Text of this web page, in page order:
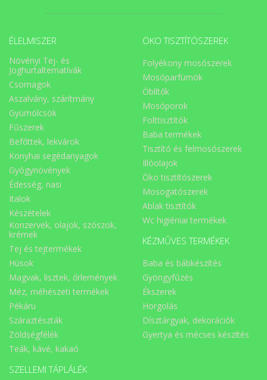
ÉLELMISZER
Növényi Tej- és
Joghurtalternatívák
Csomagok
Aszalvány, szárítmány
Gyümölcsök
Fűszerek
Befőttek, lekvárok
Konyhai segédanyagok
Gyógynövények
Édesség, nasi
Italok
Készételek
Konzervek, olajok, szószok,
krémek
Tej és tejtermékek
Húsok
Magvak, lisztek, őrlemények
Méz, méhészeti termékek
Pékáru
Száraztészták
Zöldségfélék
Teák, kávé, kakaó
SZELLEMI TÁPLÁLÉK
ÖKO TISZTÍTÓSZEREK
Folyékony mosószerek
Mosóparfümök
Öblítők
Mosóporok
Folttisztítók
Baba termékek
Tisztító és felmosószerek
Illóolajok
Öko tisztítószerek
Mosogatószerek
Ablak tisztítók
Wc higiéniai termékek
KÉZMŰVES TERMÉKEK
Baba és bábkészítés
Gyöngyfűzés
Ékszerek
Horgolás
Dísztárgyak, dekorációk
Gyertya és mécses készítés